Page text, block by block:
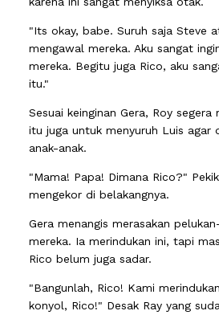
"Its okay, babe. Suruh saja Steve
mengawal mereka. Aku sangat
mereka. Begitu juga Rico, aku
itu."
Sesuai keinginan Gera, Roy
itu juga untuk menyuruh Luis agar
anak-anak.
"Mama! Papa! Dimana Rico?"
mengekor di belakangnya.
Gera menangis merasakan
mereka. Ia merindukan ini, tapi
Rico belum juga sadar.
"Bangunlah, Rico! Kami
konyol, Rico!" Desak Ray yang